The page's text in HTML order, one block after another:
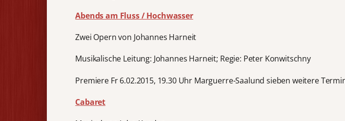
Abends am Fluss / Hochwasser
Zwei Opern von Johannes Harneit
Musikalische Leitung: Johannes Harneit; Regie: Peter Konwitschny
Premiere Fr 6.02.2015, 19.30 Uhr Marguerre-Saalund sieben weitere
Cabaret